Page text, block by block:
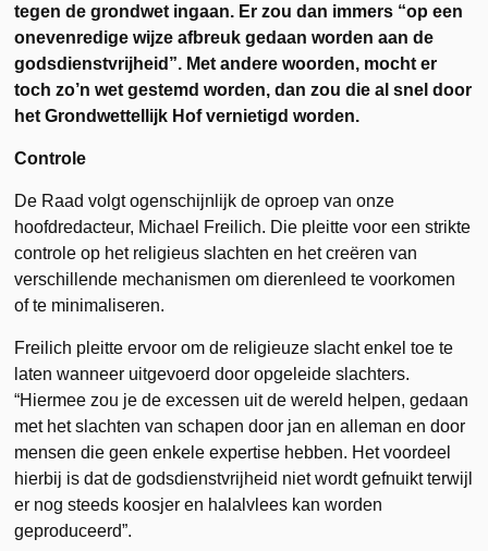
tegen de grondwet ingaan. Er zou dan immers “op een
onevenredige wijze afbreuk gedaan worden aan de
godsdienstvrijheid”. Met andere woorden, mocht er
toch zo’n wet gestemd worden, dan zou die al snel door
het Grondwettellijk Hof vernietigd worden.
Controle
De Raad volgt ogenschijnlijk de oproep van onze
hoofdredacteur, Michael Freilich. Die pleitte voor een strikte
controle op het religieus slachten en het creëren van
verschillende mechanismen om dierenleed te voorkomen
of te minimaliseren.
Freilich pleitte ervoor om de religieuze slacht enkel toe te
laten wanneer uitgevoerd door opgeleide slachters.
“Hiermee zou je de excessen uit de wereld helpen, gedaan
met het slachten van schapen door jan en alleman en door
mensen die geen enkele expertise hebben. Het voordeel
hierbij is dat de godsdienstvrijheid niet wordt gefnuikt terwijl
er nog steeds koosjer en halalvlees kan worden
geproduceerd”.